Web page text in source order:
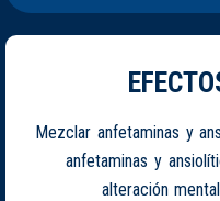
Mezclar anfetaminas y
anfetaminas y
alteración